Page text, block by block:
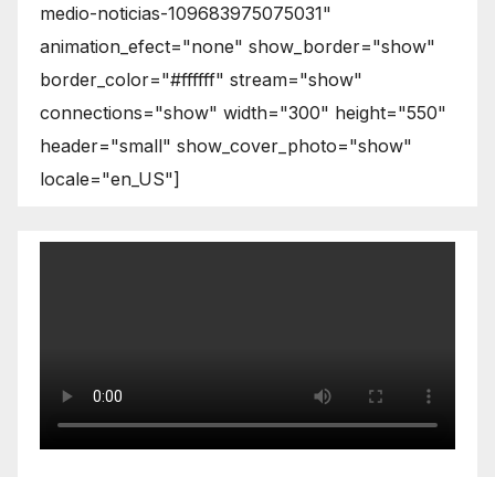
medio-noticias-109683975075031"
animation_efect="none" show_border="show"
border_color="#ffffff" stream="show"
connections="show" width="300" height="550"
header="small" show_cover_photo="show"
locale="en_US"]